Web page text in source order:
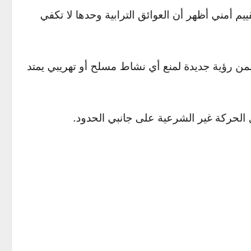
أمني أظهر أن العوائق الترابية وحدها لا تكفي
رؤية جديدة لمنع أي نشاط مسلح أو تهريبي يمتد
غير الشرعية على جانبي الحدود.